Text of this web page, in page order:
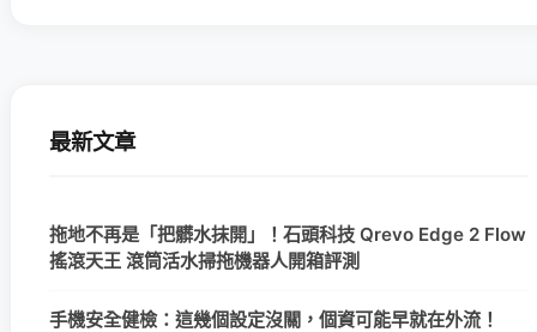
最新文章
拖地不再是「把髒水抹開」！石頭科技 Qrevo Edge 2 Flow
搖滾天王 滾筒活水掃拖機器人開箱評測
手機安全健檢：這幾個設定沒關，個資可能早就在外流！